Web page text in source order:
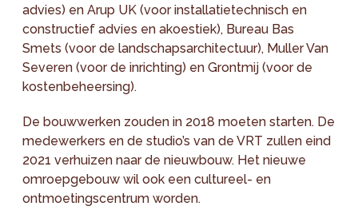
advies) en Arup UK (voor installatietechnisch en
constructief advies en akoestiek), Bureau Bas
Smets (voor de landschapsarchitectuur), Muller Van
Severen (voor de inrichting) en Grontmij (voor de
kostenbeheersing).
De bouwwerken zouden in 2018 moeten starten. De
medewerkers en de studio’s van de VRT zullen eind
2021 verhuizen naar de nieuwbouw. Het nieuwe
omroepgebouw wil ook een cultureel- en
ontmoetingscentrum worden.